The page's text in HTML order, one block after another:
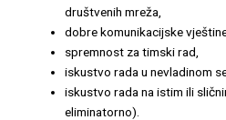
društvenih mreža,
dobre komunikacijske
spremnost za timski rad,
iskustvo rada u nevladinom
iskustvo rada na istim ili
eliminatorno).